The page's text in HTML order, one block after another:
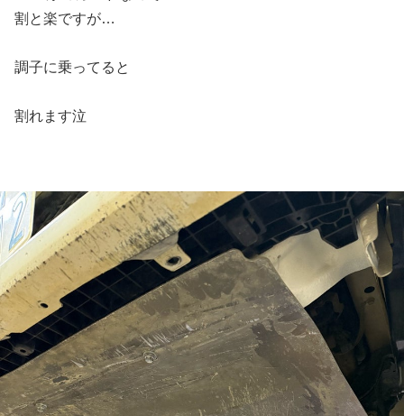
割と楽ですが…
調子に乗ってると
割れます泣